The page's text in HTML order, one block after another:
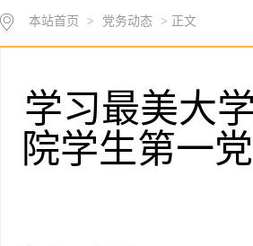
本站首页 > 党务动态 > 正文
学习最美大
院学生第一